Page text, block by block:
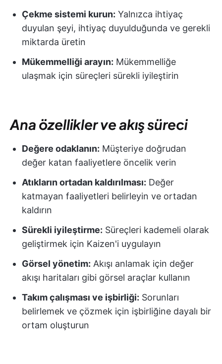
Çekme sistemi kurun: Yalnızca ihtiyaç
duyulan şeyi, ihtiyaç duyulduğunda ve gerekli
miktarda üretin
Mükemmelliği arayın: Mükemmelliğe
ulaşmak için süreçleri sürekli iyileştirin
Ana özellikler ve akış süreci
Değere odaklanın: Müşteriye doğrudan
değer katan faaliyetlere öncelik verin
Atıkların ortadan kaldırılması: Değer
katmayan faaliyetleri belirleyin ve ortadan
kaldırın
Sürekli iyileştirme: Süreçleri kademeli olarak
geliştirmek için Kaizen'i uygulayın
Görsel yönetim: Akışı anlamak için değer
akışı haritaları gibi görsel araçlar kullanın
Takım çalışması ve işbirliği: Sorunları
belirlemek ve çözmek için işbirliğine dayalı bir
ortam oluşturun